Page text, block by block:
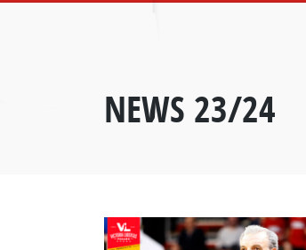
NEWS 23/24